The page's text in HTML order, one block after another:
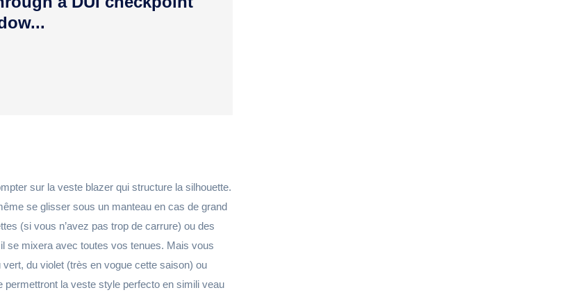
sur la veste blazer qui structure la silhouette.
se glisser sous un manteau en cas de grand
(si vous n’avez pas trop de carrure) ou des
se mixera avec toutes vos tenues. Mais vous
du violet (très en vogue cette saison) ou
la veste style perfecto en simili veau